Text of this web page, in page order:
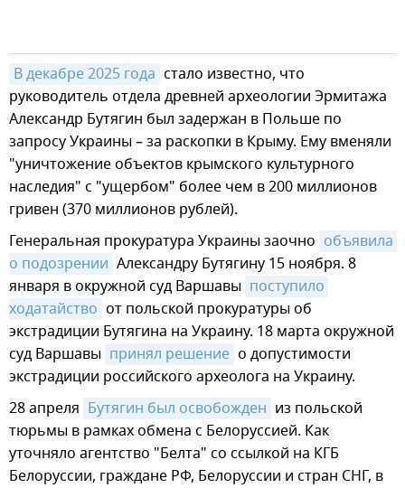
В декабре 2025 года стало известно, что
руководитель отдела древней археологии Эрмитажа
Александр Бутягин был задержан в Польше по
запросу Украины – за раскопки в Крыму. Ему вменяли
"уничтожение объектов крымского культурного
наследия" с "ущербом" более чем в 200 миллионов
гривен (370 миллионов рублей).
Генеральная прокуратура Украины заочно объявила
о подозрении Александру Бутягину 15 ноября. 8
января в окружной суд Варшавы поступило
ходатайство от польской прокуратуры об
экстрадиции Бутягина на Украину. 18 марта окружной
суд Варшавы принял решение о допустимости
экстрадиции российского археолога на Украину.
28 апреля Бутягин был освобожден из польской
тюрьмы в рамках обмена с Белоруссией. Как
уточняло агентство "Белта" со ссылкой на КГБ
Белоруссии, граждане РФ, Белоруссии и стран СНГ, в